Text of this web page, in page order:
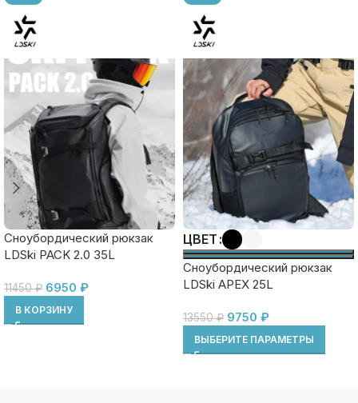
Сноубордический рюкзак
LDSki PACK 2.0 35L
11450₽ 6950 ₽
В КОРЗИНУ
ЦВЕТ
Сноубордический рюкзак
LDSki APEX 25L
13550₽ 9750 ₽
ВЫБЕРИТЕ ПАРАМЕТРЫ